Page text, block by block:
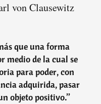
von Clausewitz
que una forma
medio de la cual se
para poder, con
adquirida, pasar
objeto positivo.”